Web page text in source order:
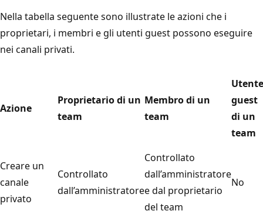
Nella tabella seguente sono illustrate le azioni che i
proprietari, i membri e gli utenti guest possono eseguire
nei canali privati.
Azione
Proprietario di un
team
Membro di un
team
Utente
guest
di un
team
Creare un
canale
privato
Controllato
dall’amministratore
Controllato
dall’amministratore
e dal proprietario
del team
No